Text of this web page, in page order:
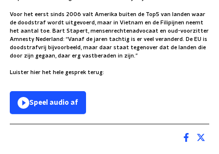
Voor het eerst sinds 2006 valt Amerika buiten de Top5 van landen waar
de doodstraf wordt uitgevoerd, maar in Vietnam en de Filipijnen neemt
het aantal toe. Bart Stapert, mensenrechtenadvocaat en oud-voorzitter
Amnesty Nederland: “Vanaf de jaren tachtig is er veel veranderd. De EU is
doodstrafvrij bijvoorbeeld, maar daar staat tegenover dat de landen die
door zijn gegaan, daar erg vastberaden in zijn.”
Luister hier het hele gesprek terug:
Speel audio af